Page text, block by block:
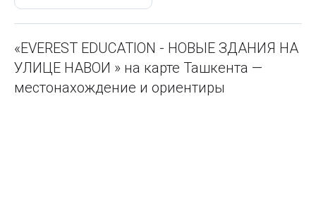
«EVEREST EDUCATION - НОВЫЕ ЗДАНИЯ НА
УЛИЦЕ НАВОИ » на карте Ташкента —
местонахождение и ориентиры